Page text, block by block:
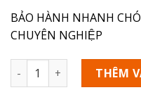
BẢO HÀNH NHANH
CHUYÊN NGHIỆP
Số lượng THÊM